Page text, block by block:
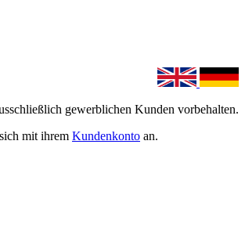
gewerblichen Kunden vorbehalten.
mit ihrem Kundenkonto an.